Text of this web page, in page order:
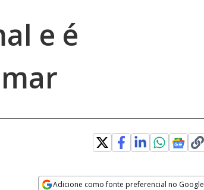
e é
Adicione como fonte preferencial no Google